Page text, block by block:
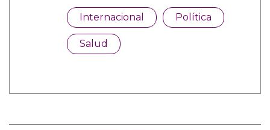
Internacional Política
Salud